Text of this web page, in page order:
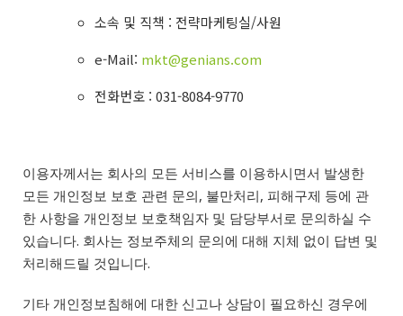
소속 및 직책 : 전략마케팅실/사원
e-Mail: mkt@genians.com
전화번호 : 031-8084-9770
이용자께서는 회사의 모든 서비스를 이용하시면서 발생한
모든 개인정보 보호 관련 문의, 불만처리, 피해구제 등에 관
한 사항을 개인정보 보호책임자 및 담당부서로 문의하실 수
있습니다. 회사는 정보주체의 문의에 대해 지체 없이 답변 및
처리해드릴 것입니다.
기타 개인정보침해에 대한 신고나 상담이 필요하신 경우에